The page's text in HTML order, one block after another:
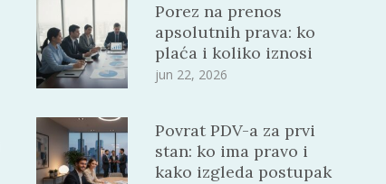
Porez na prenos
apsolutnih prava: ko
plaća i koliko iznosi
jun 22, 2026
Povrat PDV-a za prvi
stan: ko ima pravo i
kako izgleda postupak